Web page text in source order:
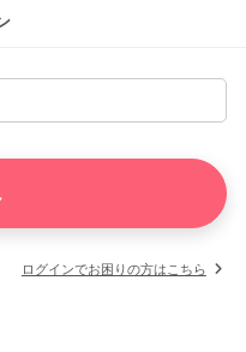
ログインでお困りの方はこちら